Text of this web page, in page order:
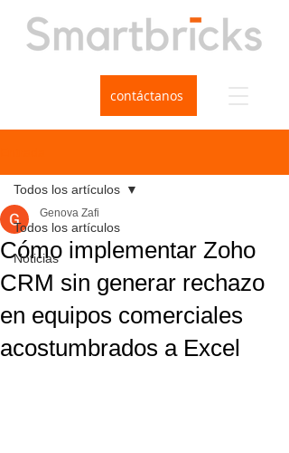
contáctanos
Todos los artículos
Noticias
Todos los artículos
Cómo implementar Zoho
CRM sin generar rechazo
en equipos comerciales
acostumbrados a Excel
Genova Zafi